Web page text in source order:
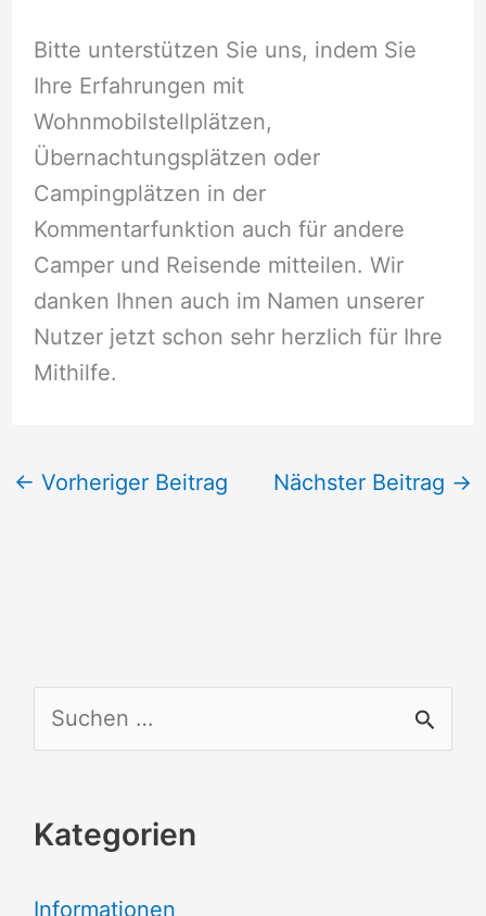
Bitte unterstützen Sie uns, indem Sie
Ihre Erfahrungen mit
Wohnmobilstellplätzen,
Übernachtungsplätzen oder
Campingplätzen in der
Kommentarfunktion auch für andere
Camper und Reisende mitteilen. Wir
danken Ihnen auch im Namen unserer
Nutzer jetzt schon sehr herzlich für Ihre
Mithilfe.
← Vorheriger Beitrag Nächster Beitrag →
u
h
Kategorien
Informationen